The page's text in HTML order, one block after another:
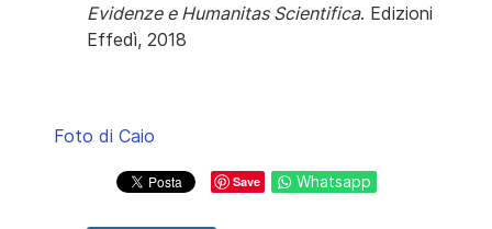
Evidenze e Humanitas Scientifica. Edizioni
Effedì, 2018
Foto di Caio
Save Whatsapp